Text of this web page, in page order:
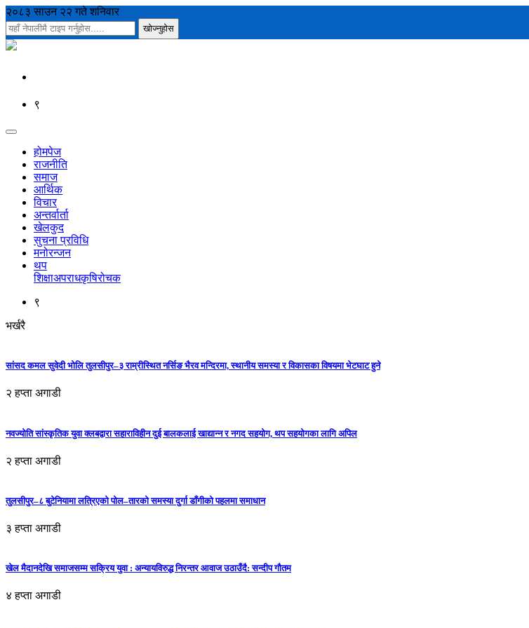
२०८३ साउन २२ गते शनिवार
९
होमपेज
राजनीति
समाज
आर्थिक
विचार
अन्तर्वार्ता
खेलकुद
सुचना प्रविधि
मनोरन्जन
थप
शिक्षाअपराधकृषिरोचक
९
भर्खरै
सांसद कमल सुवेदी भोलि तुलसीपुर–३ राम्रीस्थित नर्सिङ भैरव मन्दिरमा, स्थानीय समस्या र विकासका विषयमा भेटघाट हुने
२ हप्ता अगाडी
नवज्योति सांस्कृतिक युवा क्लबद्वारा सहाराविहीन दुई बालकलाई खाद्यान्न र नगद सहयोग, थप सहयोगका लागि अपिल
२ हप्ता अगाडी
तुलसीपुर–८ बुटेनियामा लत्रिएको पोल–तारको समस्या दुर्गा डाँगीको पहलमा समाधान
३ हप्ता अगाडी
खेल मैदानदेखि समाजसम्म सक्रिय युवा : अन्यायविरुद्ध निरन्तर आवाज उठाउँदै: सन्दीप गौतम
४ हप्ता अगाडी